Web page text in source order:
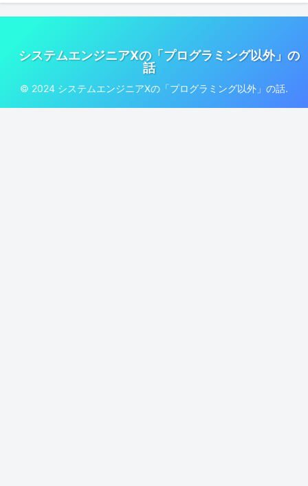
システムエンジニアXの「プログラミング以外」の
話
© 2024 システムエンジニアXの「プログラミング以外」の話.